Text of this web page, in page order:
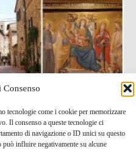
Consenso
tecnologie come i cookie per memorizzare
Il consenso a queste tecnologie ci
di navigazione o ID unici su questo
influire negativamente su alcune
il borgo toscano degli